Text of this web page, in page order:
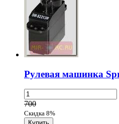
Рулевая машинка
700
Скидка 8%